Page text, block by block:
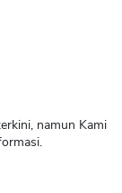
namun Kami